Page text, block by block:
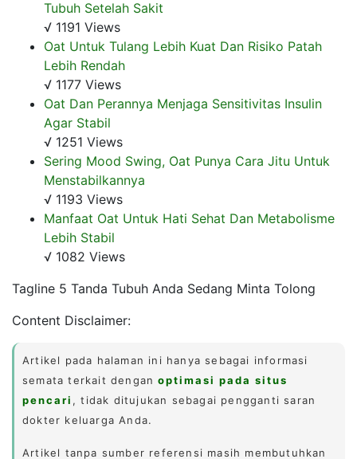
Tubuh Setelah Sakit
√ 1191 Views
Oat Untuk Tulang Lebih Kuat Dan Risiko Patah
Lebih Rendah
√ 1177 Views
Oat Dan Perannya Menjaga Sensitivitas Insulin
Agar Stabil
√ 1251 Views
Sering Mood Swing, Oat Punya Cara Jitu Untuk
Menstabilkannya
√ 1193 Views
Manfaat Oat Untuk Hati Sehat Dan Metabolisme
Lebih Stabil
√ 1082 Views
Tagline 5 Tanda Tubuh Anda Sedang Minta Tolong
Content Disclaimer:
Artikel pada halaman ini hanya sebagai informasi
semata terkait denganoptimasi pada situs
pencari , tidak ditujukan sebagai pengganti saran
dokter keluarga Anda.
Artikel tanpa sumber referensi masih membutuhkan